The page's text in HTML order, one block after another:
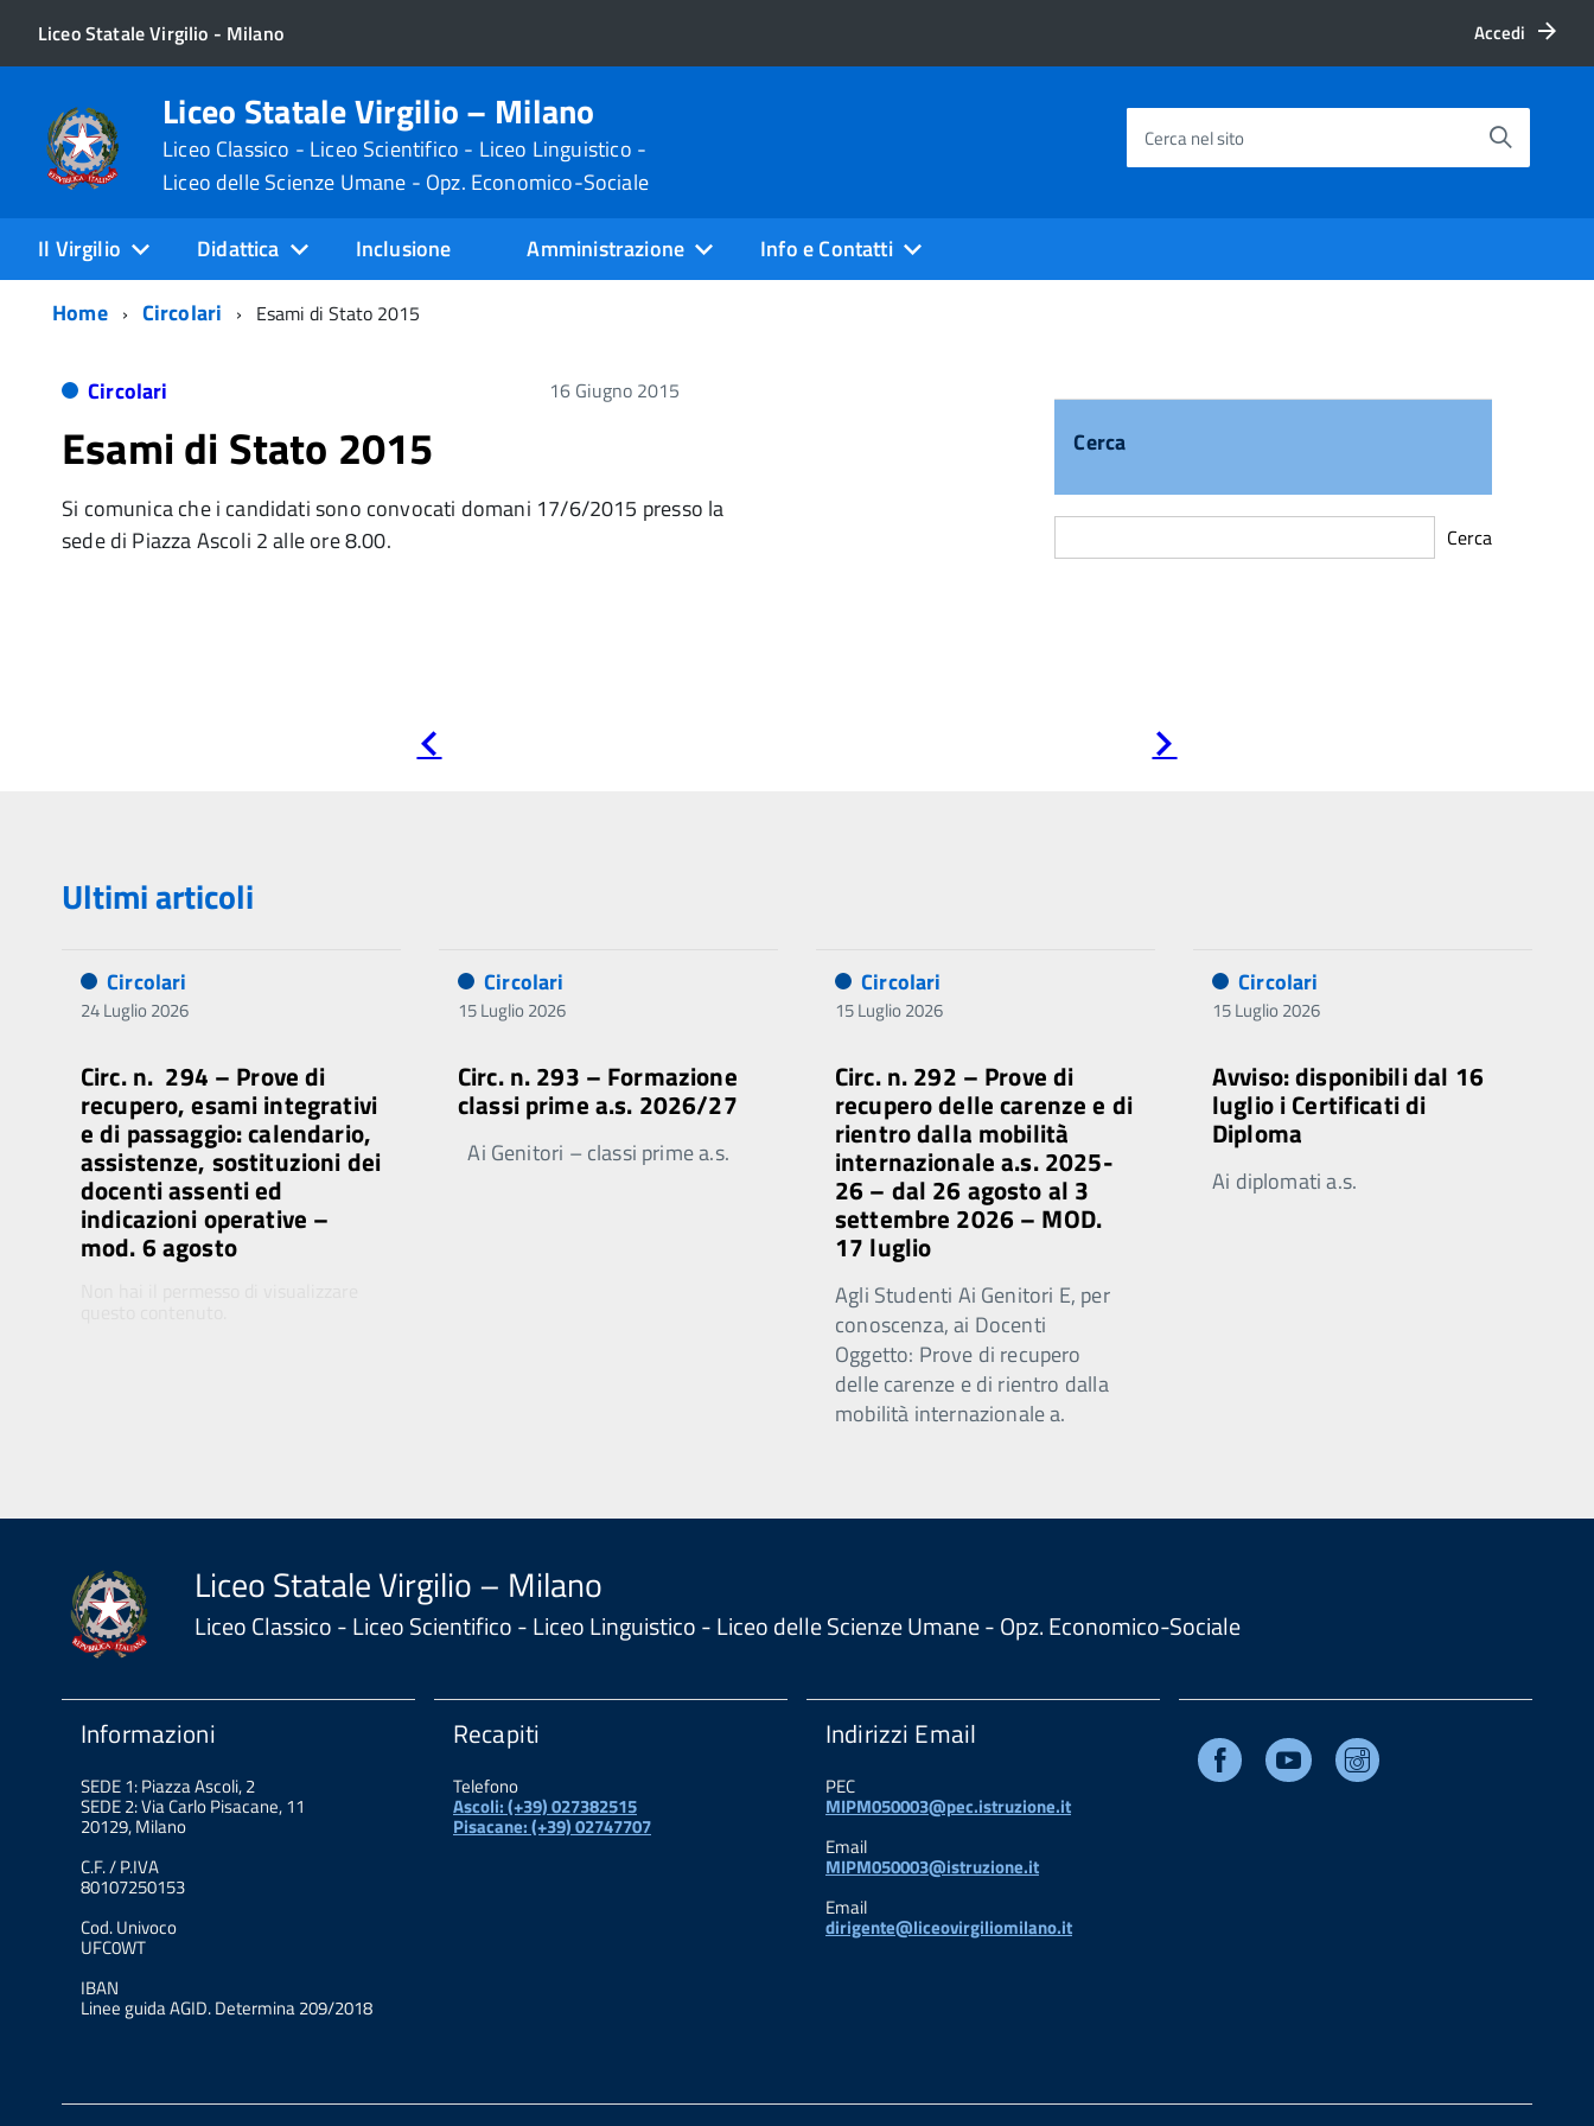
Liceo Statale Virgilio - Milano Accedi
Liceo Statale Virgilio – Milano
Liceo Classico - Liceo Scientifico - Liceo Linguistico -
Liceo delle Scienze Umane - Opz. Economico-Sociale
Cerca nel sito
Il Virgilio Didattica Inclusione Amministrazione
Info e Contatti
Home
Circolari Esami di Stato 2015
Circolari 16 Giugno 2015
Esami di Stato 2015
Si comunica che i candidati sono convocati domani 17/6/2015 presso la
sede di Piazza Ascoli 2 alle ore 8.00.
Cerca
Cerca
precedente successiva
Ultimi articoli
Circolari
24 Luglio 2026
Circ. n. 294 – Prove di
recupero, esami integrativi
e di passaggio: calendario,
assistenze, sostituzioni dei
docenti assenti ed
indicazioni operative –
mod. 6 agosto
Circolari
15 Luglio 2026
Circ. n. 293 – Formazione
classi prime a.s. 2026/27
Ai Genitori – classi prime a.s.
Circolari
15 Luglio 2026
Circ. n. 292 – Prove di
recupero delle carenze e di
rientro dalla mobilità
internazionale a.s. 2025-
26 – dal 26 agosto al 3
settembre 2026 – MOD.
17 luglio
Agli Studenti Ai Genitori E, per
conoscenza, ai Docenti
Oggetto: Prove di recupero
delle carenze e di rientro dalla
mobilità internazionale a.
Circolari
15 Luglio 2026
Avviso: disponibili dal 16
luglio i Certificati di
Diploma
Ai diplomati a.s.
Liceo Statale Virgilio – Milano
Liceo Classico - Liceo Scientifico - Liceo Linguistico - Liceo delle Scienze Umane - Opz. Economico-Sociale
Informazioni
SEDE 1: Piazza Ascoli, 2
SEDE 2: Via Carlo Pisacane, 11
20129, Milano
C.F. / P.IVA
80107250153
Cod. Univoco
UFC0WT
IBAN
Linee guida AGID. Determina 209/2018
Recapiti
Telefono
Ascoli: (+39) 027382515
Pisacane: (+39) 02747707
Indirizzi Email
PEC
MIPM050003@pec.istruzione.it
Email
MIPM050003@istruzione.it
Email
dirigente@liceovirgiliomilano.it
Facebook Youtube